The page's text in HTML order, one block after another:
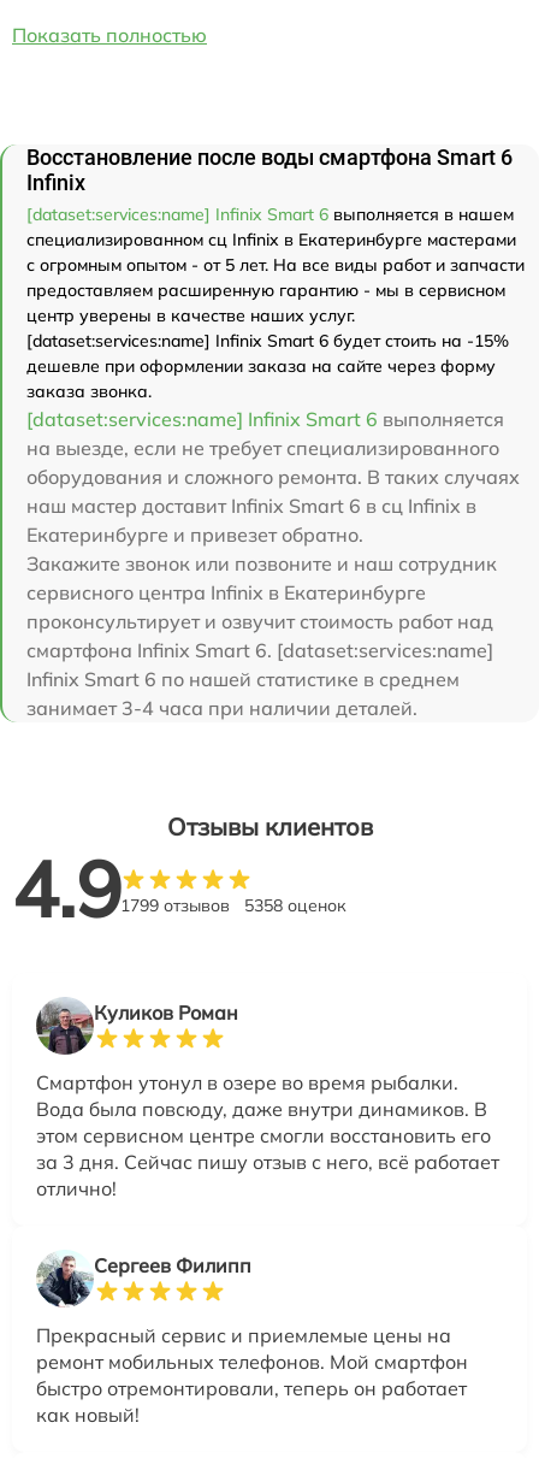
Показать полностью
Восстановление после воды смартфона Smart 6
Infinix
[dataset:services:name] Infinix Smart 6 выполняется в нашем
специализированном сц Infinix в Екатеринбурге мастерами
с огромным опытом - от 5 лет. На все виды работ и запчасти
предоставляем расширенную гарантию - мы в сервисном
центр уверены в качестве наших услуг.
[dataset:services:name] Infinix Smart 6 будет стоить на -15%
дешевле при оформлении заказа на сайте через форму
заказа звонка.
[dataset:services:name] Infinix Smart 6 выполняется
на выезде, если не требует специализированного
оборудования и сложного ремонта. В таких случаях
наш мастер доставит Infinix Smart 6 в сц Infinix в
Екатеринбурге и привезет обратно.
Закажите звонок или позвоните и наш сотрудник
сервисного центра Infinix в Екатеринбурге
проконсультирует и озвучит стоимость работ над
смартфона Infinix Smart 6. [dataset:services:name]
Infinix Smart 6 по нашей статистике в среднем
занимает 3-4 часа при наличии деталей.
Отзывы клиентов
4.91799 отзывов 5358 оценок
Куликов Роман
Смартфон утонул в озере во время рыбалки.
Вода была повсюду, даже внутри динамиков. В
этом сервисном центре смогли восстановить его
за 3 дня. Сейчас пишу отзыв с него, всё работает
отлично!
Сергеев Филипп
Прекрасный сервис и приемлемые цены на
ремонт мобильных телефонов. Мой смартфон
быстро отремонтировали, теперь он работает
как новый!